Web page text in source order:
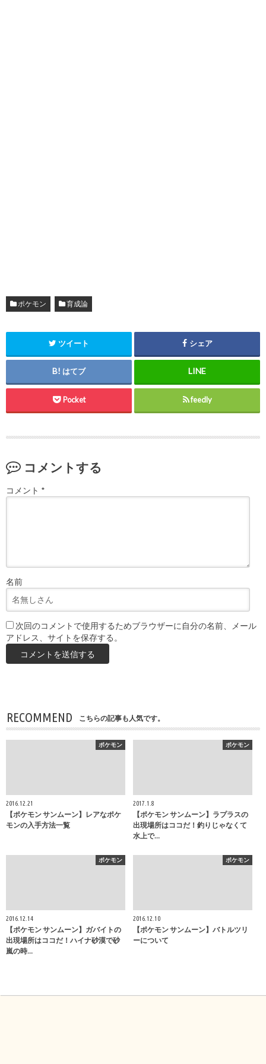
ポケモン 育成論
ツイート シェア
はてブ
Pocket feedly
コメントする
コメント *
名前
次回のコメントで使用するためブラウザーに自分の名前、メール
アドレス、サイトを保存する。
RECOMMEND こちらの記事も人気です。
ポケモン
2016.12.21
【ポケモン サンムーン】レアなポケ
モンの入手方法一覧
ポケモン
2017.1.8
【ポケモン サンムーン】ラプラスの
出現場所はココだ！釣りじゃなくて
水上で…
ポケモン
2016.12.14
【ポケモン サンムーン】ガバイトの
出現場所はココだ！ハイナ砂漠で砂
嵐の時…
ポケモン
2016.12.10
【ポケモン サンムーン】バトルツリ
ーについて